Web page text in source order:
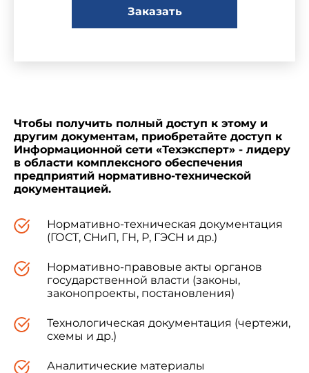
Заказать
Чтобы получить полный доступ к этому и
другим документам, приобретайте доступ к
Информационной сети «Техэксперт» - лидеру
в области комплексного обеспечения
предприятий нормативно-технической
документацией.
Нормативно-техническая документация
(ГОСТ, СНиП, ГН, Р, ГЭСН и др.)
Нормативно-правовые акты органов
государственной власти (законы,
законопроекты, постановления)
Технологическая документация (чертежи,
схемы и др.)
Аналитические материалы